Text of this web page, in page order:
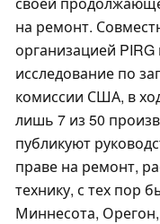
на ремонт.
организацией
исследование по
комиссии США, в
лишь 7 из 50
публикуют
праве на ремонт,
технику, с тех пор
Миннесота,